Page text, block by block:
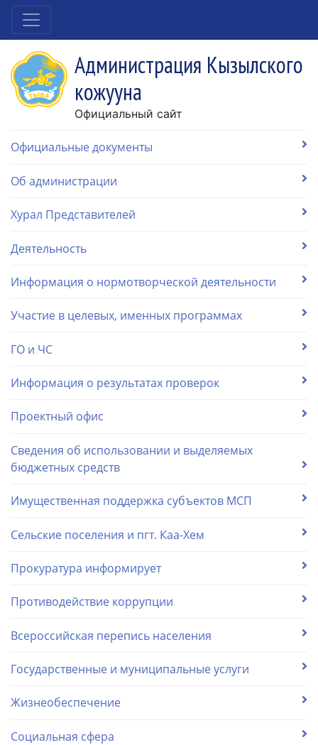
Администрация Кызылского
кожууна
Официальный сайт
Официальные документы
Об администрации
Хурал Представителей
Деятельность
Информация о нормотворческой деятельности
Участие в целевых, именных программах
ГО и ЧС
Информация о результатах проверок
Проектный офис
Сведения об использовании и выделяемых
бюджетных средств
Имущественная поддержка субъектов МСП
Сельские поселения и пгт. Каа-Хем
Прокуратура информирует
Противодействие коррупции
Всероссийская перепись населения
Государственные и муниципальные услуги
Жизнеобеспечение
Социальная сфера